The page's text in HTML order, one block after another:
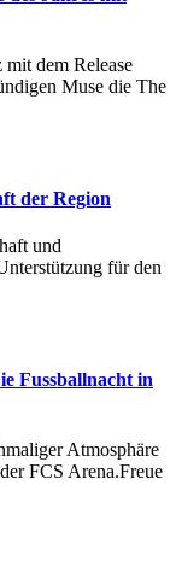
dem Release
Muse die The
der Region
und
für den
Fussballnacht in
Atmosphäre
FCS Arena.Freue